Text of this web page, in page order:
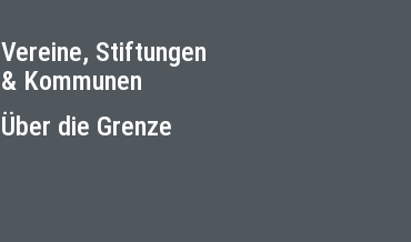
Vereine, Stiftungen
& Kommunen
Über die Grenze